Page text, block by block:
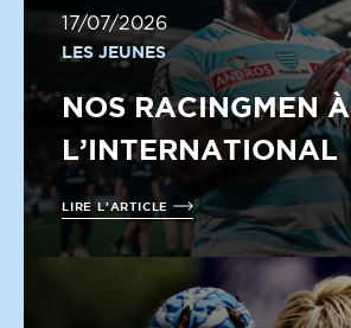
17/07/2026
LES JEUNES
NOS RACINGMEN À
L’INTERNATIONAL
LIRE L'ARTICLE